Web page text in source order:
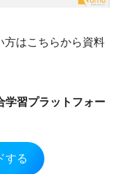
方はこちらから資料
学習プラットフォー
する